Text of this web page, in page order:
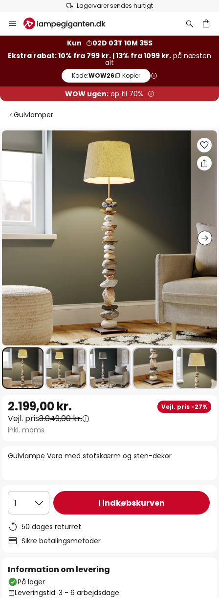
Lagervarer sendes hurtigt
to
Kun
02D 03T 10M 35S
Ekstra rabat: 10% fra 799 kr. | 13% fra 1099 kr. på næsten
alt
Kode:WOW26 Kopier
WOW ugen:op til 70%
Gulvlamper
Gå
til
starten
af
Gulvlampe Vera med stofskærm og sten-dekor
2.199,00 kr. Vejl. pris -27%
Vejl. pris3.049,00 kr.
inkl. moms
1 I indkøbskurven
50 dages returret
Sikre betalingsmetoder
Information om levering
På lager
Leveringstid: 3 - 6 arbejdsdage